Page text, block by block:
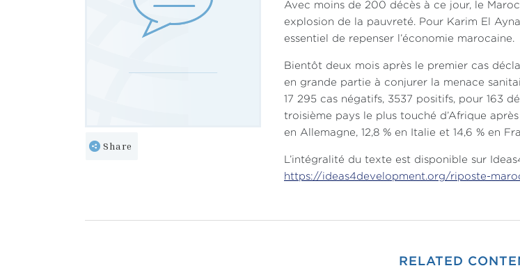
Share
Avec moins de 200 décès à ce jour, le
explosion de la pauvreté. Pour Karim El
essentiel de repenser l’économie marocaine.
Bientôt deux mois après le premier cas
en grande partie à conjurer la menace
17 295 cas négatifs, 3537 positifs, pour 163
troisième pays le plus touché d’Afrique
en Allemagne, 12,8 % en Italie et 14,6 % en
L’intégralité du texte est disponible sur
https://ideas4development.org/riposte-
RELATED